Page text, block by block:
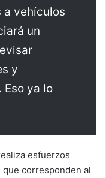
vehículos
un
y
ya lo
esfuerzos
corresponden al